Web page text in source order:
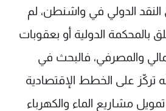
الدولي في واشنطن، لم
بالمحكمة الدولية أو بعقوبات
والمصرفي، فالبحث في
تركّز على الخطط الإقتصادية
مشاريع الماء والكهرباء
تواصل معنا
شروط الإسـتخدام
سياسة الخصوصية